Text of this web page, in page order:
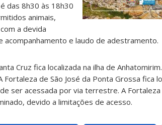
das 8h30 às 18h30
animais,
a devida
e laudo de adestramento.
Cruz fica localizada na ilha de Anhatomirim.
Fortaleza de São José da Ponta Grossa fica
ser acessada por via terrestre. A Fortaleza
devido a limitações de acesso.